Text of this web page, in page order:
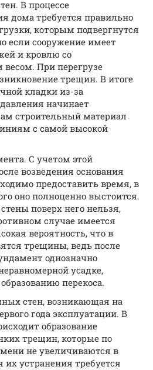
В процессе
дома требуется правильно
которым подвергнутся
если сооружение имеет
и кровлю со
При перегрузе
трещин. В итоге
кладки из-за
начинает
строительный материал
с самой высокой
С учетом этой
возведения основания
предоставить время, в
оно полноценно выстоится.
поверх него нельзя,
случае имеется
вероятность, что в
трещины, ведь после
однозначно
усадке,
перекоса.
стен, возникающая на
года эксплуатации. В
образование
трещин, которые по
не увеличиваются в
их устранения требуется